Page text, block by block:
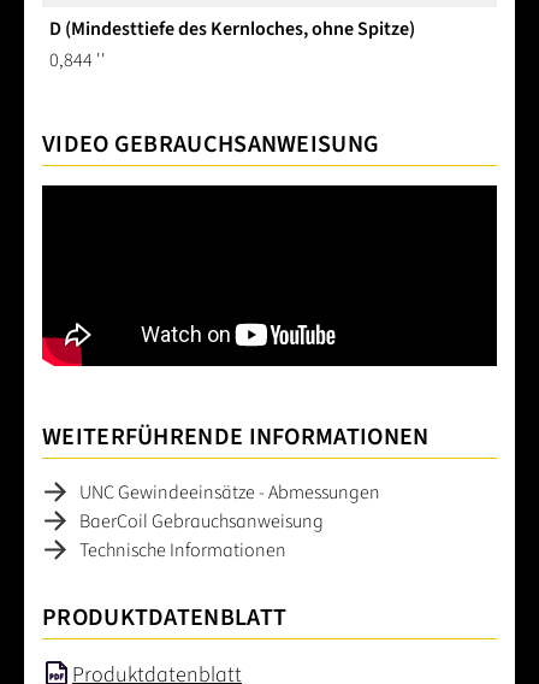
D (Mindesttiefe des Kernloches, ohne Spitze)
0,844 ''
VIDEO GEBRAUCHSANWEISUNG
WEITERFÜHRENDE INFORMATIONEN
UNC Gewindeeinsätze - Abmessungen
BaerCoil Gebrauchsanweisung
Technische Informationen
PRODUKTDATENBLATT
Produktdatenblatt